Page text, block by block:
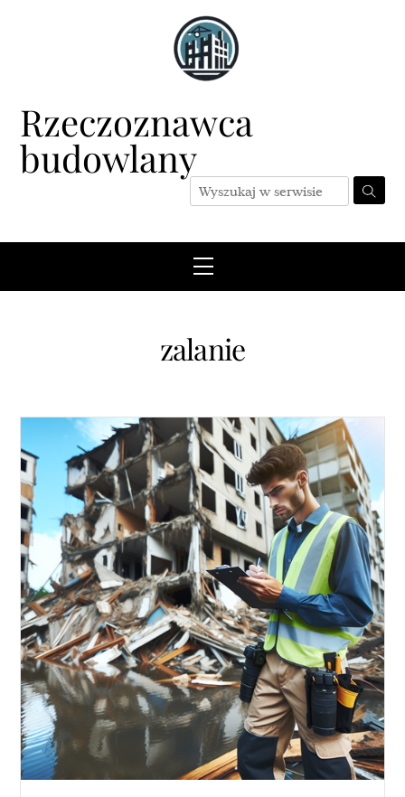
Rzeczoznawca
budowlany
Menu
zalanie